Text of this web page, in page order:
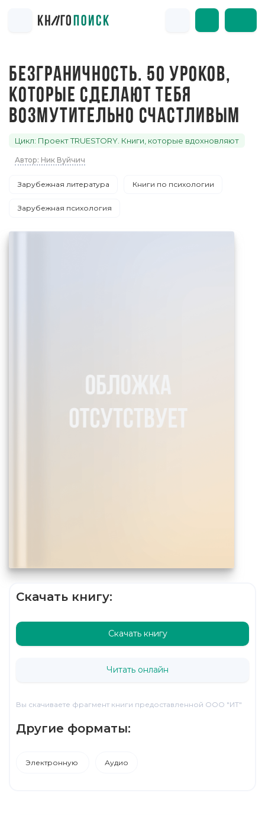
БЕЗГРАНИЧНОСТЬ. 50 УРОКОВ,
КОТОРЫЕ СДЕЛАЮТ ТЕБЯ
ВОЗМУТИТЕЛЬНО СЧАСТЛИВЫМ
Цикл: Проект TRUESTORY. Книги, которые вдохновляют
Автор: Ник Вуйчич
Зарубежная литература Книги по психологии
Зарубежная психология
Скачать книгу:
Скачать книгу
Читать онлайн
Вы скачиваете фрагмент книги предоставленной ООО "ИТ"
Другие форматы:
Электронную Аудио